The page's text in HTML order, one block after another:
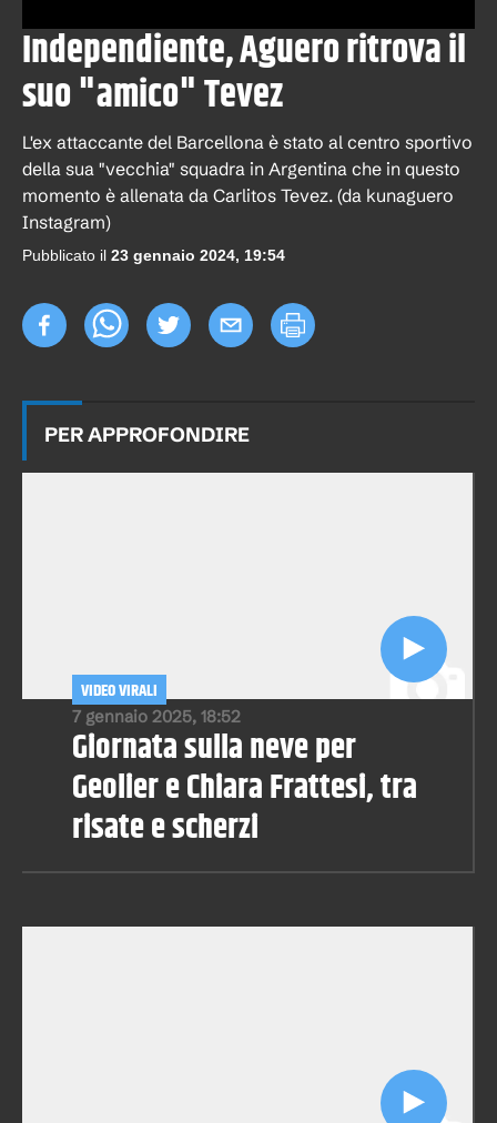
Independiente, Aguero ritrova il
suo "amico" Tevez
L'ex attaccante del Barcellona è stato al centro sportivo
della sua "vecchia" squadra in Argentina che in questo
momento è allenata da Carlitos Tevez. (da kunaguero
Instagram)
Pubblicato il 23 gennaio 2024, 19:54
PER APPROFONDIRE
7 gennaio 2025, 18:52
VIDEO VIRALI
Giornata sulla neve per
Geolier e Chiara Frattesi, tra
risate e scherzi